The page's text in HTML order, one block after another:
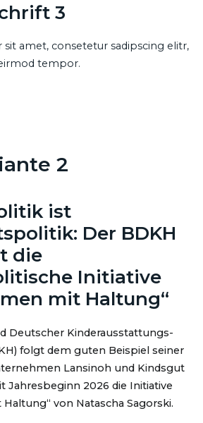
3
amet, consetetur sadipscing elitr,
tempor.
2
ist
Der BDKH
die
Initiative
mit Haltung“
Deutscher Kinderausstattungs-
folgt dem guten Beispiel seiner
Lansinoh und Kindsgut
Jahresbeginn 2026 die Initiative
von Natascha Sagorski.